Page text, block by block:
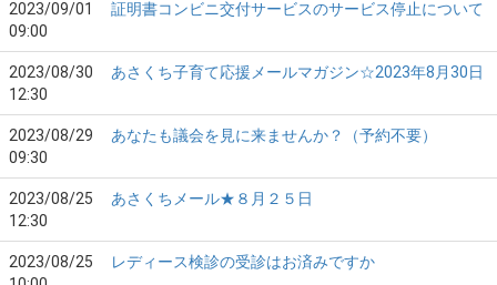
2023/09/01
09:00
証明書コンビニ交付サービスのサービス停止について
2023/08/30
12:30
あさくち子育て応援メールマガジン☆2023年8月30日
2023/08/29
09:30
あなたも議会を見に来ませんか？（予約不要）
2023/08/25
12:30
あさくちメール★８月２５日
2023/08/25
レディース検診の受診はお済みですか